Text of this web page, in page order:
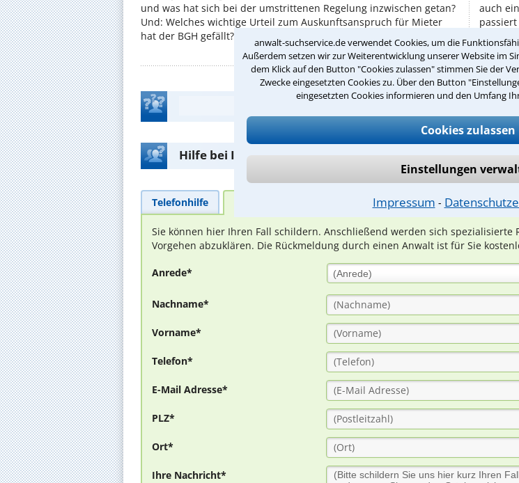
anwalt-suchservice.de verwendet Cookies, um die
Außerdem setzen wir zur Weiterentwicklung unserer Website im
dem Klick auf den Button "Cookies zulassen" stimmen Sie der
Zwecke eingesetzten Cookies zu. Über den Button
eingesetzten Cookies informieren und den Umfang
Cookies zulassen
Einstellungen
Impressum ⁃
und was hat sich bei der umstrittenen Regelung inzwischen getan?
Und: Welches wichtige Urteil zum Auskunftsanspruch für Mieter
hat der BGH gefällt? ...
auch
Teste Dein Rechtswissen
Hilfe bei Ihrer Anwaltsuche?
Telefonhilfe
Sie können hier Ihren Fall schildern. Anschließend werden sich
Vorgehen abzuklären. Die Rückmeldung durch einen Anwalt ist für Sie
Anrede* (Anrede)
Nachname*
Vorname*
Telefon*
E-Mail Adresse*
PLZ*
Ort*
Ihre Nachricht*